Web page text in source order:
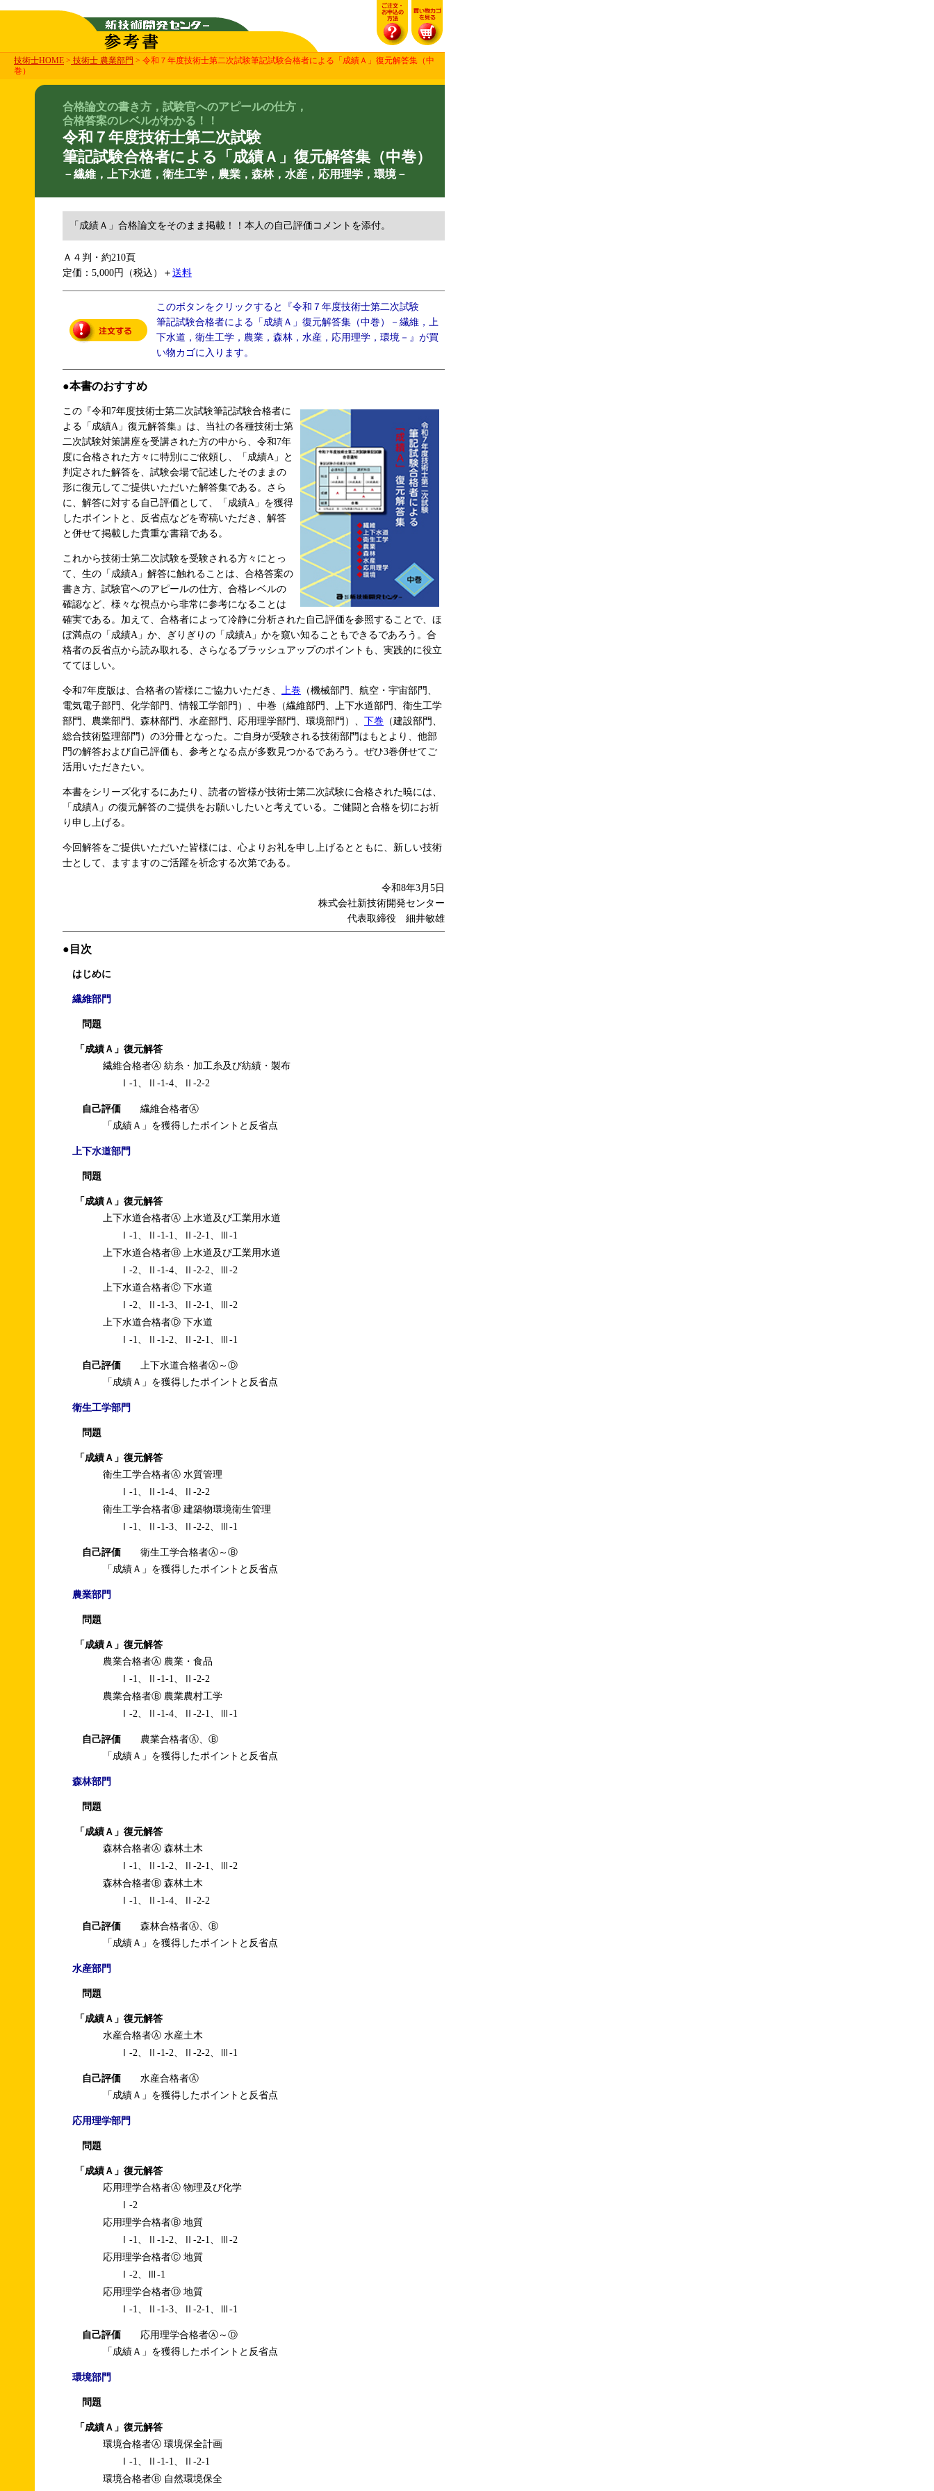
技術士HOME > 技術士 農業部門 > 令和７年度技術士第二次試験筆記試験合格者による「成績Ａ」復元解答集（中
巻）
合格論文の書き方，試験官へのアピールの仕方，
合格答案のレベルがわかる！！
令和７年度技術士第二次試験
筆記試験合格者による「成績Ａ」復元解答集（中巻）
－繊維，上下水道，衛生工学，農業，森林，水産，応用理学，環境－
「成績Ａ」合格論文をそのまま掲載！！本人の自己評価コメントを添付。
Ａ４判・約210頁
定価：5,000円（税込）＋ 送料
このボタンをクリックすると『令和７年度技術士第二次試験
筆記試験合格者による「成績Ａ」復元解答集（中巻）－繊維，上
下水道，衛生工学，農業，森林，水産，応用理学，環境－』が買
い物カゴに入ります。
●本書のおすすめ
この『令和7年度技術士第二次試験筆記試験合格者に
よる「成績A」復元解答集』は、当社の各種技術士第
二次試験対策講座を受講された方の中から、令和7年
度に合格された方々に特別にご依頼し、「成績A」と
判定された解答を、試験会場で記述したそのままの
形に復元してご提供いただいた解答集である。さら
に、解答に対する自己評価として、「成績A」を獲得
したポイントと、反省点などを寄稿いただき、解答
と併せて掲載した貴重な書籍である。
これから技術士第二次試験を受験される方々にとっ
て、生の「成績A」解答に触れることは、合格答案の
書き方、試験官へのアピールの仕方、合格レベルの
確認など、様々な視点から非常に参考になることは
確実である。加えて、合格者によって冷静に分析された自己評価を参照することで、ほ
ぼ満点の「成績A」か、ぎりぎりの「成績A」かを窺い知ることもできるであろう。合
格者の反省点から読み取れる、さらなるブラッシュアップのポイントも、実践的に役立
ててほしい。
令和7年度版は、合格者の皆様にご協力いただき、 上巻 （機械部門、航空・宇宙部門、
電気電子部門、化学部門、情報工学部門）、中巻（繊維部門、上下水道部門、衛生工学
部門、農業部門、森林部門、水産部門、応用理学部門、環境部門）、 下巻 （建設部門、
総合技術監理部門）の3分冊となった。ご自身が受験される技術部門はもとより、他部
門の解答および自己評価も、参考となる点が多数見つかるであろう。ぜひ3巻併せてご
活用いただきたい。
本書をシリーズ化するにあたり、読者の皆様が技術士第二次試験に合格された暁には、
「成績A」の復元解答のご提供をお願いしたいと考えている。ご健闘と合格を切にお祈
り申し上げる。
今回解答をご提供いただいた皆様には、心よりお礼を申し上げるとともに、新しい技術
士として、ますますのご活躍を祈念する次第である。
令和8年3月5日
株式会社新技術開発センター
代表取締役 細井敏雄
●目次
はじめに
繊維部門
問題
「成績Ａ」復元解答
繊維合格者Ⓐ 紡糸・加工糸及び紡績・製布
Ⅰ-1、Ⅱ-1-4、Ⅱ-2-2
自己評価 繊維合格者Ⓐ
「成績Ａ」を獲得したポイントと反省点
上下水道部門
問題
「成績Ａ」復元解答
上下水道合格者Ⓐ 上水道及び工業用水道
Ⅰ-1、Ⅱ-1-1、Ⅱ-2-1、Ⅲ-1
上下水道合格者Ⓑ 上水道及び工業用水道
Ⅰ-2、Ⅱ-1-4、Ⅱ-2-2、Ⅲ-2
上下水道合格者Ⓒ 下水道
Ⅰ-2、Ⅱ-1-3、Ⅱ-2-1、Ⅲ-2
上下水道合格者Ⓓ 下水道
Ⅰ-1、Ⅱ-1-2、Ⅱ-2-1、Ⅲ-1
自己評価
上下水道合格者Ⓐ～Ⓓ
「成績Ａ」を獲得したポイントと反省点
衛生工学部門
問題
「成績Ａ」復元解答
衛生工学合格者Ⓐ 水質管理
Ⅰ-1、Ⅱ-1-4、Ⅱ-2-2
衛生工学合格者Ⓑ 建築物環境衛生管理
Ⅰ-1、Ⅱ-1-3、Ⅱ-2-2、Ⅲ-1
自己評価 衛生工学合格者Ⓐ～Ⓑ
「成績Ａ」を獲得したポイントと反省点
農業部門
問題
「成績Ａ」復元解答
農業合格者Ⓐ 農業・食品
Ⅰ-1、Ⅱ-1-1、Ⅱ-2-2
農業合格者Ⓑ 農業農村工学
Ⅰ-2、Ⅱ-1-4、Ⅱ-2-1、Ⅲ-1
自己評価 農業合格者Ⓐ、Ⓑ
「成績Ａ」を獲得したポイントと反省点
森林部門
問題
「成績Ａ」復元解答
森林合格者Ⓐ 森林土木
Ⅰ-1、Ⅱ-1-2、Ⅱ-2-1、Ⅲ-2
森林合格者Ⓑ 森林土木
Ⅰ-1、Ⅱ-1-4、Ⅱ-2-2
自己評価 森林合格者Ⓐ、Ⓑ
「成績Ａ」を獲得したポイントと反省点
水産部門
問題
「成績Ａ」復元解答
水産合格者Ⓐ 水産土木
Ⅰ-2、Ⅱ-1-2、Ⅱ-2-2、Ⅲ-1
自己評価 水産合格者Ⓐ
「成績Ａ」を獲得したポイントと反省点
応用理学部門
問題
「成績Ａ」復元解答
応用理学合格者Ⓐ 物理及び化学
Ⅰ-2
応用理学合格者Ⓑ 地質
Ⅰ-1、Ⅱ-1-2、Ⅱ-2-1、Ⅲ-2
応用理学合格者Ⓒ 地質
Ⅰ-2、Ⅲ-1
応用理学合格者Ⓓ 地質
Ⅰ-1、Ⅱ-1-3、Ⅱ-2-1、Ⅲ-1
自己評価 応用理学合格者Ⓐ～Ⓓ
「成績Ａ」を獲得したポイントと反省点
環境部門
問題
「成績Ａ」復元解答
環境合格者Ⓐ 環境保全計画
Ⅰ-1、Ⅱ-1-1、Ⅱ-2-1
環境合格者Ⓑ 自然環境保全